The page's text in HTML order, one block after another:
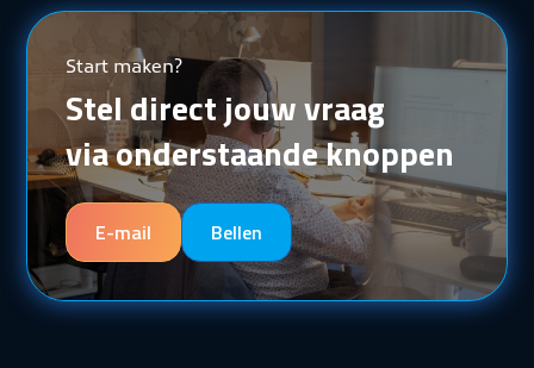
Start maken?
Stel direct jouw vraag
via onderstaande knoppen
E-mail Bellen